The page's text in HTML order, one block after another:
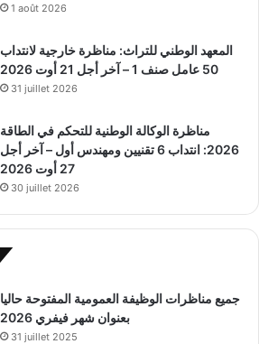
1 août 2026
المعهد الوطني للتراث: مناظرة خارجية لانتداب
50 عامل صنف 1 – آخر أجل 21 أوت 2026
31 juillet 2026
مناظرة الوكالة الوطنية للتحكم في الطاقة
2026: انتداب 6 تقنيين ومهندس أول – آخر أجل
27 أوت 2026
30 juillet 2026
جميع مناظرات الوظيفة العمومية المفتوحة حاليا
بعنوان شهر فيفري 2026
31 juillet 2025